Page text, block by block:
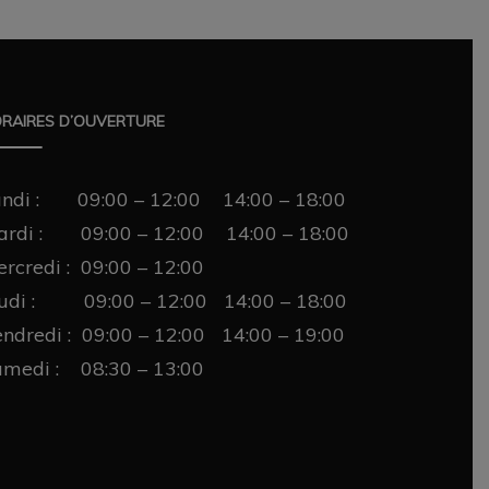
D’OUVERTURE
: 09:00 – 12:00 14:00 – 18:00
: 09:00 – 12:00 14:00 – 18:00
: 09:00 – 12:00
: 09:00 – 12:00 14:00 – 18:00
: 09:00 – 12:00 14:00 – 19:00
: 08:30 – 13:00